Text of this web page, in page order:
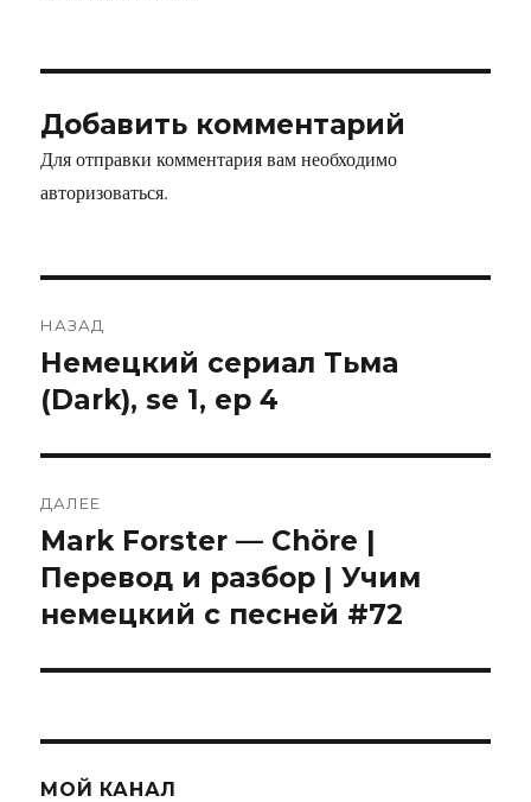
Добавить комментарий
Для отправки комментария вам необходимо
авторизоваться.
НАЗАД
Предыдущая
запись:
Немецкий сериал Тьма
(Dark), se 1, ep 4
ДАЛЕЕ
Следующая
запись:
Mark Forster — Chöre |
Перевод и разбор | Учим
немецкий с песней #72
МОЙ КАНАЛ